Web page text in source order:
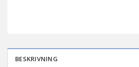
BESKRIVNING